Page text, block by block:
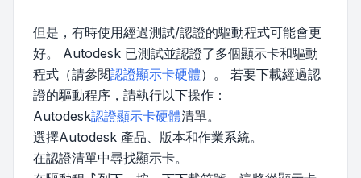
但是，有時使用經過測試/認證的驅動程式可能會更
好。 Autodesk 已測試並認證了多個顯示卡和驅動
程式（請參閱認證顯示卡硬體）。 若要下載經過認
證的驅動程序，請執行以下操作：
Autodesk認證顯示卡硬體清單。
選擇Autodesk 產品、版本和作業系統。
在認證清單中尋找顯示卡。